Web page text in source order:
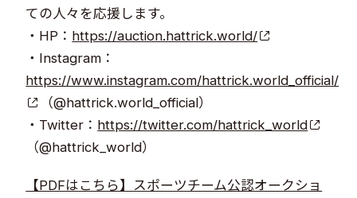
ての人々を応援します。
・HP： https://auction.hattrick.world/
・Instagram：
https://www.instagram.com/hattrick.world_official/
（@hattrick.world_official）
・Twitter： https://twitter.com/hattrick_world
（@hattrick_world）
【PDFはこちら】スポーツチーム公認オークショ